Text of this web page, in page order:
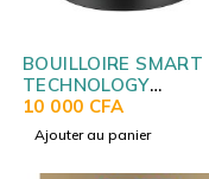
BOUILLOIRE SMART
TECHNOLOGY
ELECTRICS 1.8L GRIS
STPE249S
10 000 CFA
Ajouter au panier